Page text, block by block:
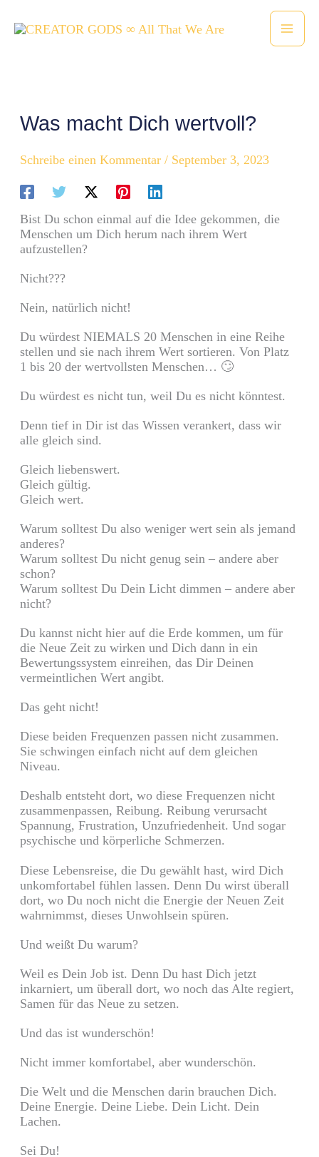
Inhalt
springen
Was macht Dich wertvoll?
Schreibe einen Kommentar / September 3, 2023
Bist Du schon einmal auf die Idee gekommen, die
Menschen um Dich herum nach ihrem Wert
aufzustellen?
Nicht???
Nein, natürlich nicht!
Du würdest NIEMALS 20 Menschen in eine Reihe
stellen und sie nach ihrem Wert sortieren. Von Platz
1 bis 20 der wertvollsten Menschen… 🙄
Du würdest es nicht tun, weil Du es nicht könntest.
Denn tief in Dir ist das Wissen verankert, dass wir
alle gleich sind.
Gleich liebenswert.
Gleich gültig.
Gleich wert.
Warum solltest Du also weniger wert sein als jemand
anderes?
Warum solltest Du nicht genug sein – andere aber
schon?
Warum solltest Du Dein Licht dimmen – andere aber
nicht?
Du kannst nicht hier auf die Erde kommen, um für
die Neue Zeit zu wirken und Dich dann in ein
Bewertungssystem einreihen, das Dir Deinen
vermeintlichen Wert angibt.
Das geht nicht!
Diese beiden Frequenzen passen nicht zusammen.
Sie schwingen einfach nicht auf dem gleichen
Niveau.
Deshalb entsteht dort, wo diese Frequenzen nicht
zusammenpassen, Reibung. Reibung verursacht
Spannung, Frustration, Unzufriedenheit. Und sogar
psychische und körperliche Schmerzen.
Diese Lebensreise, die Du gewählt hast, wird Dich
unkomfortabel fühlen lassen. Denn Du wirst überall
dort, wo Du noch nicht die Energie der Neuen Zeit
wahrnimmst, dieses Unwohlsein spüren.
Und weißt Du warum?
Weil es Dein Job ist. Denn Du hast Dich jetzt
inkarniert, um überall dort, wo noch das Alte regiert,
Samen für das Neue zu setzen.
Und das ist wunderschön!
Nicht immer komfortabel, aber wunderschön.
Die Welt und die Menschen darin brauchen Dich.
Deine Energie. Deine Liebe. Dein Licht. Dein
Lachen.
Sei Du!